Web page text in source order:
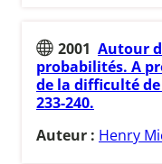
2001 Autour
probabilités. A
de la difficulté
233-240.
Auteur : Henry